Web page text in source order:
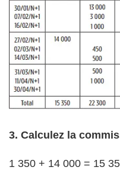
3. Calculez la
1 350 + 14 000 = 15